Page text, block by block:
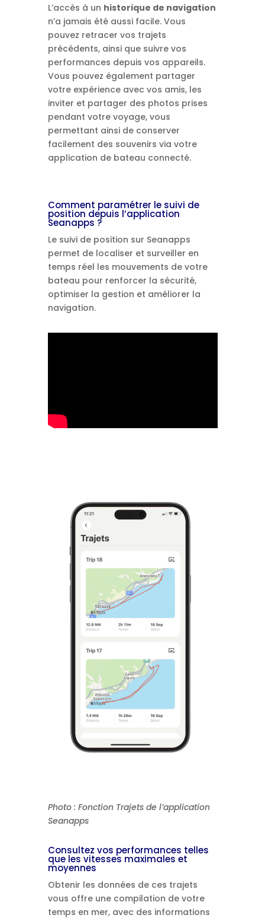
L’accès à un historique de navigation
n’a jamais été aussi facile. Vous
pouvez retracer vos trajets
précédents, ainsi que suivre vos
performances depuis vos appareils.
Vous pouvez également partager
votre expérience avec vos amis, les
inviter et partager des photos prises
pendant votre voyage, vous
permettant ainsi de conserver
facilement des souvenirs via votre
application de bateau connecté.
Comment paramétrer le suivi de
position depuis l’application
Seanapps ?
Le suivi de position sur Seanapps
permet de localiser et surveiller en
temps réel les mouvements de votre
bateau pour renforcer la sécurité,
optimiser la gestion et améliorer la
navigation.
Photo : Fonction Trajets de l’application
Seanapps
Consultez vos performances telles
que les vitesses maximales et
moyennes
Obtenir les données de ces trajets
vous offre une compilation de votre
temps en mer, avec des informations